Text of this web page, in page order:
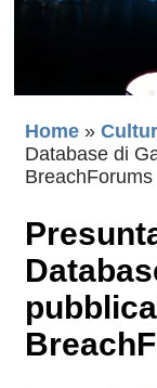
Home »
Database di
BreachForums